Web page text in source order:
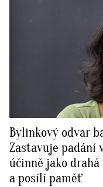
Bylinkový odvar
Zastavuje padání
účinně jako
a posílí paměť